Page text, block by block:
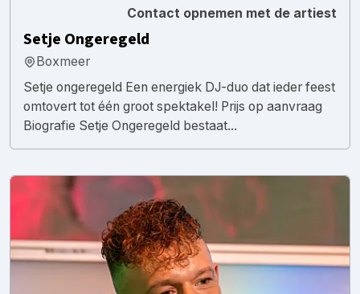
Contact opnemen met de artiest
Setje Ongeregeld
Boxmeer
Setje ongeregeld Een energiek DJ-duo dat ieder feest
omtovert tot één groot spektakel! Prijs op aanvraag
Biografie Setje Ongeregeld bestaat...